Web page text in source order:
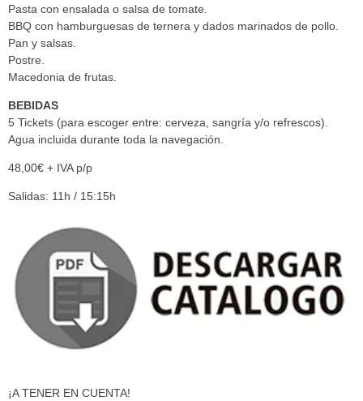
Pasta con ensalada o salsa de tomate.
BBQ con hamburguesas de ternera y dados marinados de pollo.
Pan y salsas.
Postre.
Macedonia de frutas.
BEBIDAS
5 Tickets (para escoger entre: cerveza, sangría y/o refrescos).
Agua incluida durante toda la navegación.
48,00€ + IVA p/p
Salidas: 11h / 15:15h
¡A TENER EN CUENTA!